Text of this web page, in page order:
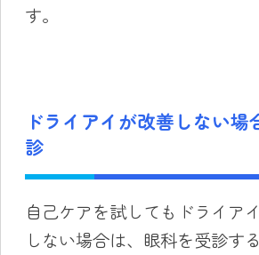
す。
ドライアイが改善しない場
診
自己ケアを試してもドライア
しない場合は、眼科を受診す